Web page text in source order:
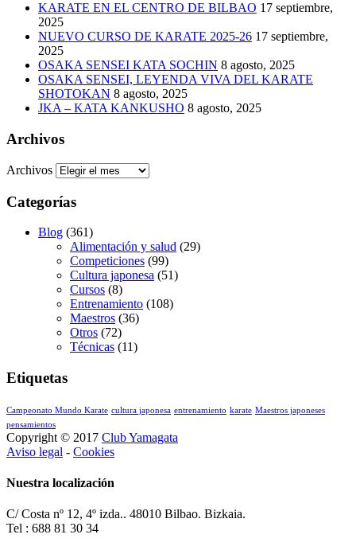
KARATE EN EL CENTRO DE BILBAO 17 septiembre,
2025
NUEVO CURSO DE KARATE 2025-26 17 septiembre,
2025
OSAKA SENSEI KATA SOCHIN 8 agosto, 2025
OSAKA SENSEI, LEYENDA VIVA DEL KARATE
SHOTOKAN 8 agosto, 2025
JKA – KATA KANKUSHO 8 agosto, 2025
Archivos
Archivos
Categorías
Blog (361)
Alimentación y salud (29)
Competiciones (99)
Cultura japonesa (51)
Cursos (8)
Entrenamiento (108)
Maestros (36)
Otros (72)
Técnicas (11)
Etiquetas
Campeonato Mundo Karate cultura japonesa entrenamiento karate Maestros japoneses
pensamientos
Copyright © 2017 Club Yamagata
Aviso legal - Cookies
Nuestra localización
C/ Costa nº 12, 4º izda.. 48010 Bilbao. Bizkaia.
Tel : 688 81 30 34